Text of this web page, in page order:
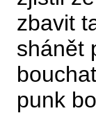
zbavit
shánět
punk